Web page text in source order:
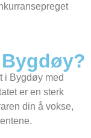
i Bygdøy med
er en sterk
din å vokse,